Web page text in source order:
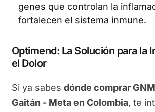
genes que controlan la
fortalecen el sistema inmune.
Optimend: La Solución para la
el Dolor
Si ya sabes dónde comprar
Gaitán - Meta en Colombia, te